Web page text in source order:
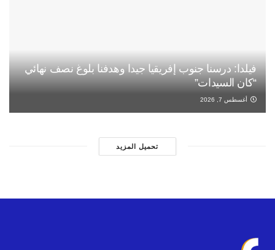
فيلدا: درسنا جنوب إفريقيا جيدا وهدفنا بلوغ نصف نهائي
“كان السيدات”
أغسطس 7, 2026
تحميل المزيد